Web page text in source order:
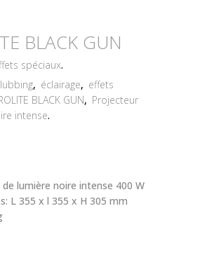
BLACK GUN
spéciaux.
, éclairage, effets
BLACK GUN, Projecteur
intense.
lumière noire intense 400 W
L 355 x l 355 x H 305 mm